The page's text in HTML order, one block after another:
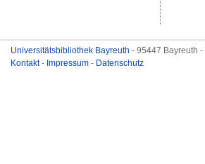
Universitätsbibliothek Bayreuth - 95447 Bayreuth
Kontakt- Impressum - Datenschutz